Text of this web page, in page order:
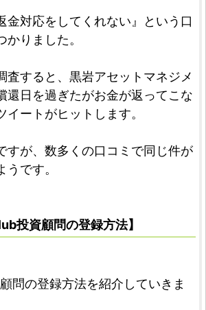
金対応をしてくれない』という口
かりました。
査すると、黒岩アセットマネジメ
還日を過ぎたがお金が返ってこな
イートがヒットします。
すが、数多くの口コミで同じ件が
です。
投資顧問の登録方法】
問の登録方法を紹介していきま